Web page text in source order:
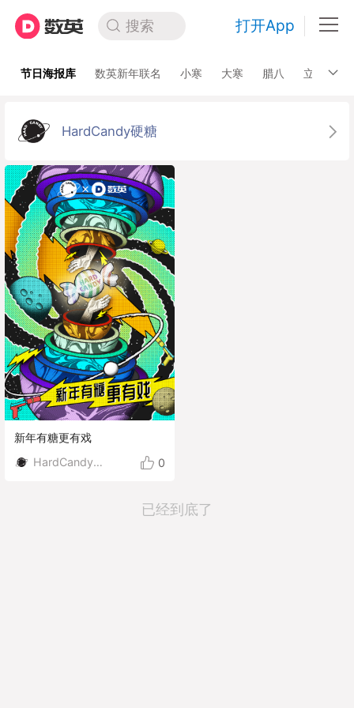
搜索 打开App
节日海报库 数英新年联名 小寒 大寒 腊八 立春
HardCandy硬糖
新年有糖更有戏
HardCandy硬糖
0
已经到底了